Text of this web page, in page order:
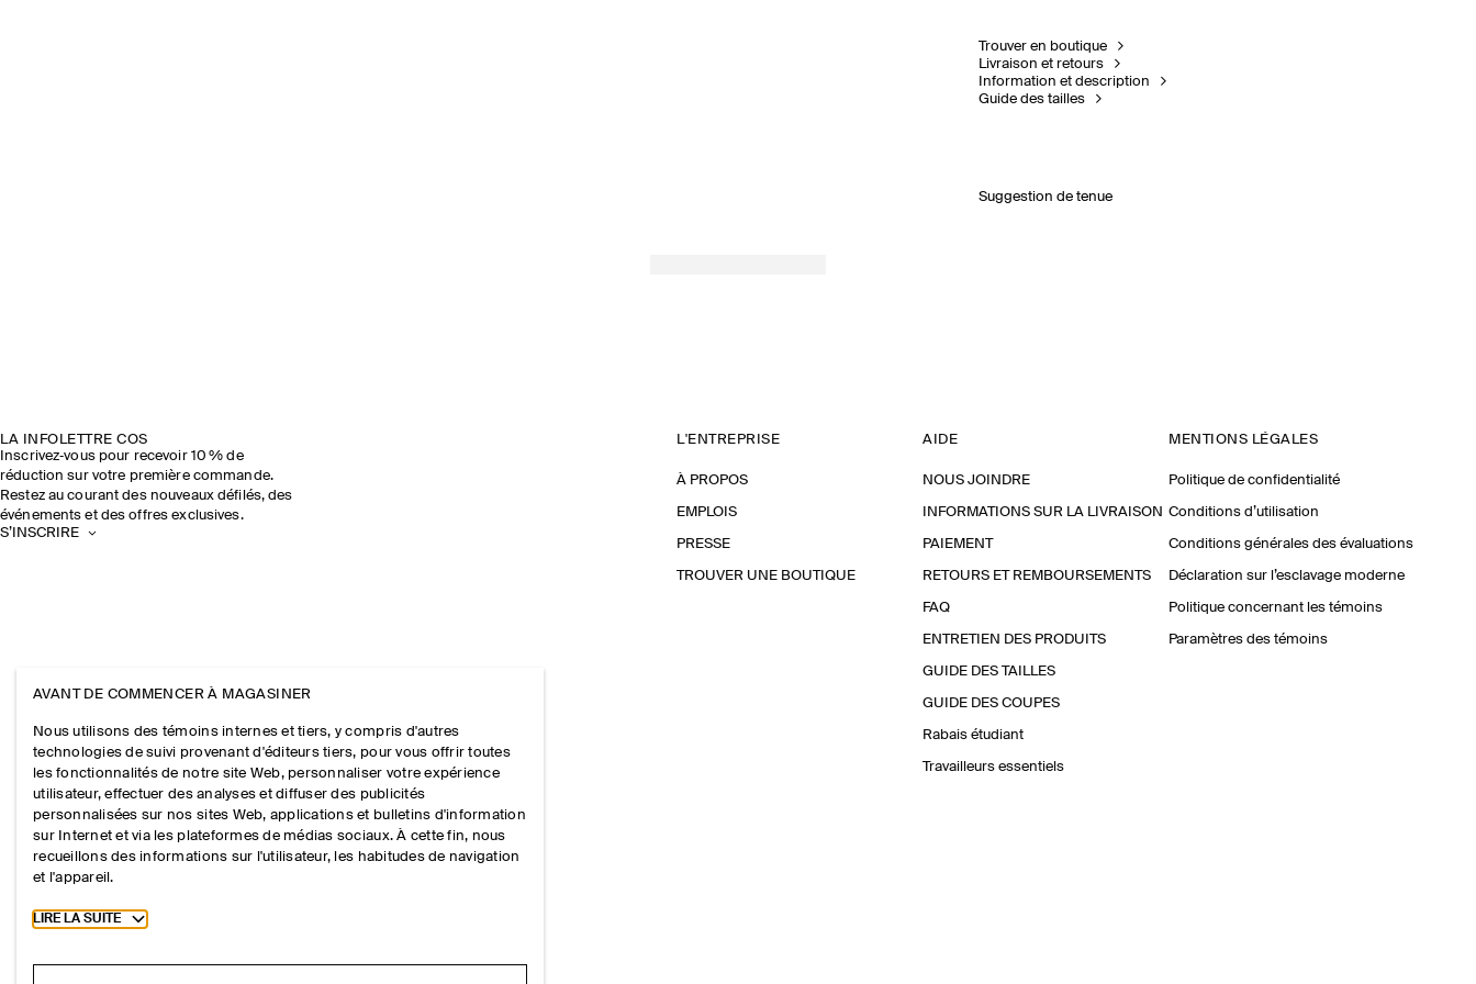
Trouver en boutique
Livraison et retours
Information et description
Guide des tailles
Suggestion de tenue
LA INFOLETTRE COS
Inscrivez‑vous pour recevoir 10 % de
réduction sur votre première commande.
Restez au courant des nouveaux défilés, des
événements et des offres exclusives.
S’INSCRIRE
L'ENTREPRISE
À PROPOS
EMPLOIS
PRESSE
TROUVER UNE BOUTIQUE
AIDE
NOUS JOINDRE
INFORMATIONS SUR LA LIVRAISON
PAIEMENT
RETOURS ET REMBOURSEMENTS
FAQ
ENTRETIEN DES PRODUITS
GUIDE DES TAILLES
GUIDE DES COUPES
Rabais étudiant
Travailleurs essentiels
MENTIONS LÉGALES
Politique de confidentialité
Conditions d’utilisation
Conditions générales des évaluations
Déclaration sur l’esclavage moderne
Politique concernant les témoins
Paramètres des témoins
AVANT DE COMMENCER À MAGASINER
Nous utilisons des témoins internes et tiers, y compris d'autres
technologies de suivi provenant d'éditeurs tiers, pour vous offrir toutes
les fonctionnalités de notre site Web, personnaliser votre expérience
utilisateur, effectuer des analyses et diffuser des publicités
personnalisées sur nos sites Web, applications et bulletins d'information
sur Internet et via les plateformes de médias sociaux. À cette fin, nous
recueillons des informations sur l'utilisateur, les habitudes de navigation
et l'appareil.
Toggle more cookie information
LIRE LA SUITE